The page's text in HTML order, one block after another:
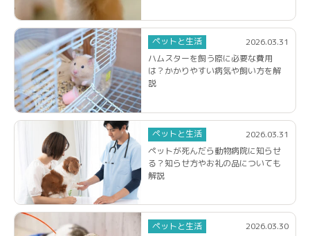
ペットと生活
2026.03.31
ハムスターを飼う際に必要な費用
は？かかりやすい病気や飼い方を解
説
ペットと生活
2026.03.31
ペットが死んだら動物病院に知らせ
る？知らせ方やお礼の品についても
解説
ペットと生活
2026.03.30